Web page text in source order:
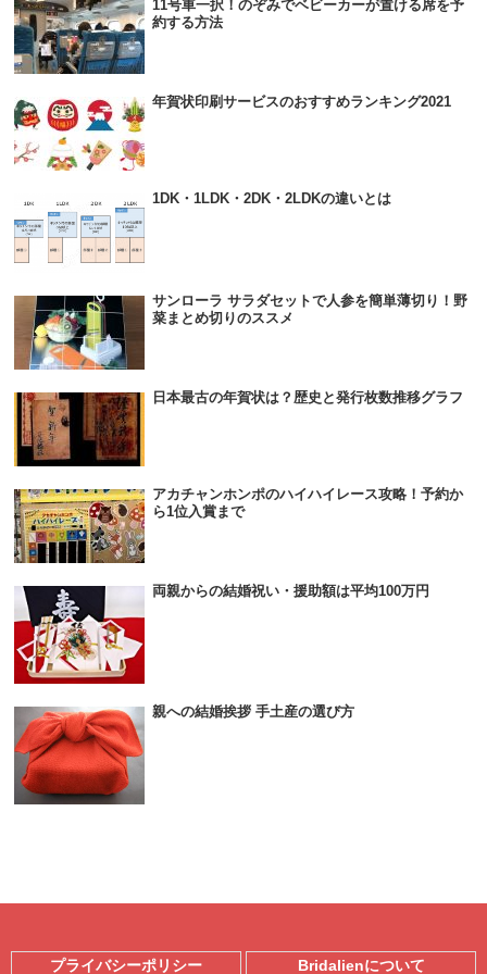
11号車一択！のぞみでベビーカーが置ける席を予
約する方法
年賀状印刷サービスのおすすめランキング2021
1DK・1LDK・2DK・2LDKの違いとは
サンローラ サラダセットで人参を簡単薄切り！野
菜まとめ切りのススメ
日本最古の年賀状は？歴史と発行枚数推移グラフ
アカチャンホンポのハイハイレース攻略！予約か
ら1位入賞まで
両親からの結婚祝い・援助額は平均100万円
親への結婚挨拶 手土産の選び方
プライバシーポリシー Bridalienについて